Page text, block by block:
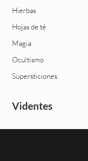
Hierbas
Hojas de té
Magia
Ocultismo
Supersticiones
Videntes